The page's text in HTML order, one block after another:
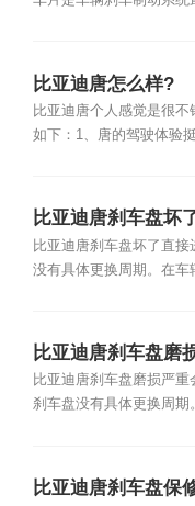
比亚迪唐怎么样?
比亚迪唐个人感觉是很不
如下：1、唐的驾驶体验
比亚迪唐刹车盘坏
比亚迪唐刹车盘坏了直
没有具体更换周期。在车
比亚迪唐刹车盘磨
比亚迪唐刹车盘磨损严重
刹车盘没有具体更换周期
比亚迪唐刹车盘保